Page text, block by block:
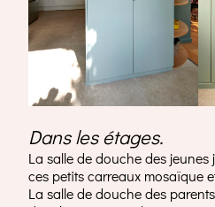
Dans les étages.
La salle de douche des
ces petits carreaux mosaïque
La salle de douche des